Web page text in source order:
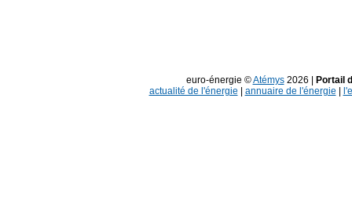
euro-énergie ©Atémys2026 |
Portail
actualité de l'énergie
annuaire de l'énergie